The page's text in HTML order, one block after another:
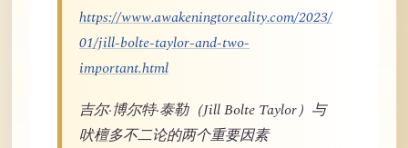
https://www.awakeningtoreality.com/2023/
01/jill-bolte-taylor-and-two-
important.html
吉尔·博尔特·泰勒（Jill Bolte Taylor）与
吠檀多不二论的两个重要因素